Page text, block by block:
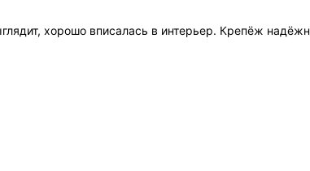
хорошо вписалась в интерьер. Крепёж надёжн